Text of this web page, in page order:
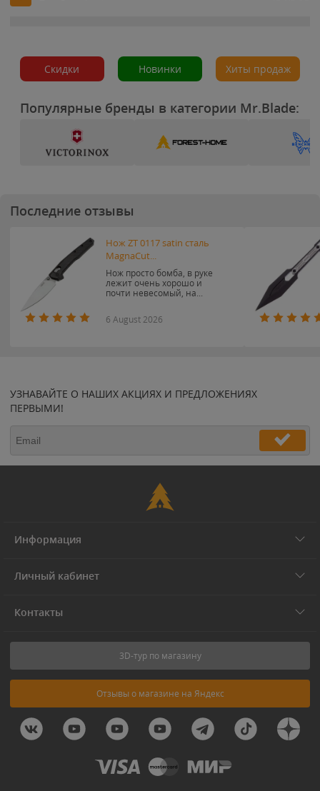
Скидки Новинки Хиты продаж
Популярные бренды в категории Mr.Blade:
Последние отзывы
Нож ZT 0117 satin сталь
MagnaCut...
Нож просто бомба, в руке
лежит очень хорошо и
почти невесомый, на...
6 August 2026
УЗНАВАЙТЕ О НАШИХ АКЦИЯХ И ПРЕДЛОЖЕНИЯХ
ПЕРВЫМИ!
Информация
Личный кабинет
Контакты
3D-тур по магазину
Отзывы о магазине на Яндекс